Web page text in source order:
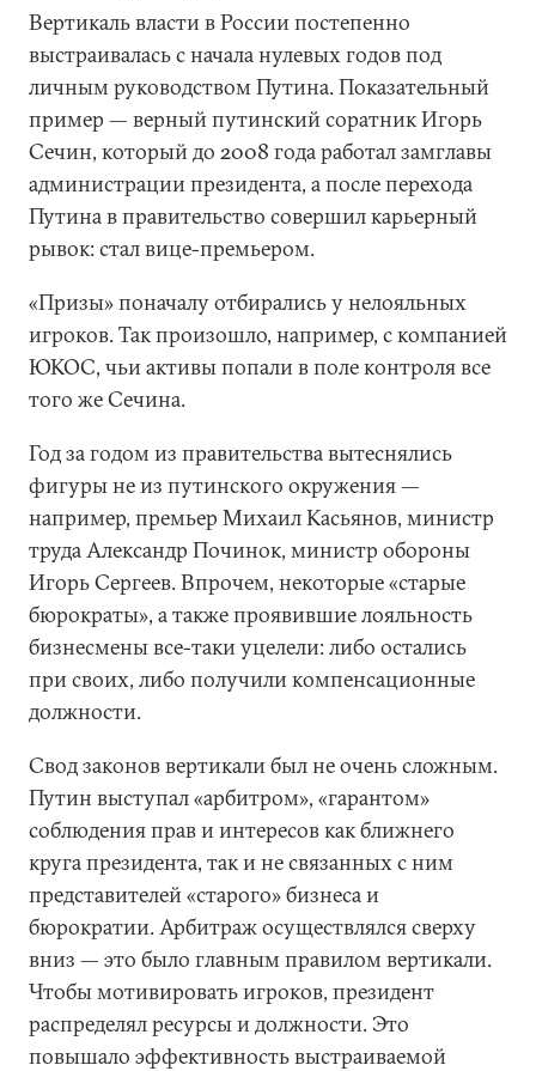
Вертикаль власти в России постепенно
выстраивалась с начала нулевых годов под
личным руководством Путина. Показательный
пример — верный путинский соратник Игорь
Сечин, который до 2008 года работал замглавы
администрации президента, а после перехода
Путина в правительство совершил карьерный
рывок: стал вице-премьером.
«Призы» поначалу отбирались у нелояльных
игроков. Так произошло, например, с компанией
ЮКОС, чьи активы попали в поле контроля все
того же Сечина.
Год за годом из правительства вытеснялись
фигуры не из путинского окружения —
например, премьер Михаил Касьянов, министр
труда Александр Починок, министр обороны
Игорь Сергеев. Впрочем, некоторые «старые
бюрократы», а также проявившие лояльность
бизнесмены все-таки уцелели: либо остались
при своих, либо получили компенсационные
должности.
Свод законов вертикали был не очень сложным.
Путин выступал «арбитром», «гарантом»
соблюдения прав и интересов как ближнего
круга президента, так и не связанных с ним
представителей «старого» бизнеса и
бюрократии. Арбитраж осуществлялся сверху
вниз — это было главным правилом вертикали.
Чтобы мотивировать игроков, президент
распределял ресурсы и должности. Это
повышало эффективность выстраиваемой